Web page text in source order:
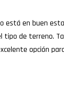
en buen
de terreno.
opción